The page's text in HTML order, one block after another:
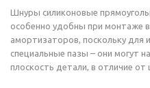
Шнуры силиконовые
особенно удобны при монтаже в
амортизаторов, поскольку для
специальные пазы – они могут
плоскость детали, в отличие от